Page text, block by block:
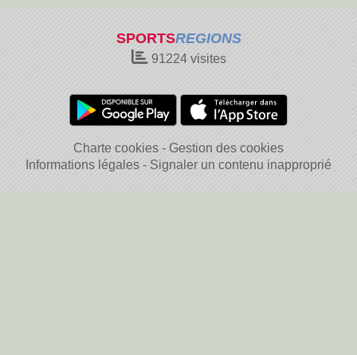
SPORTSREGIONS
91224visites
Charte cookies
Gestion des cookies
Informations légales
Signaler un contenu inapproprié